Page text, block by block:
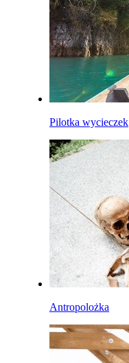
Pilotka wycieczek
Antropolożka